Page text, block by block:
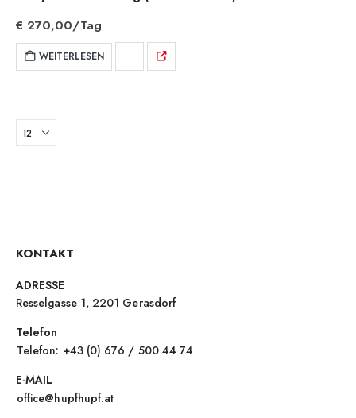
€ 270,00/Tag
WEITERLESEN
KONTAKT
ADRESSE
Resselgasse 1, 2201 Gerasdorf
Telefon
Telefon: +43 (0) 676 / 500 44 74
E-MAIL
office@hupfhupf.at